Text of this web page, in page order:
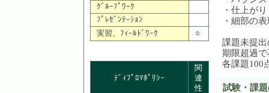
ｸﾞﾙｰﾌﾟﾜｰｸ
ﾌﾟﾚｾﾞﾝﾃｰｼｮﾝ
実習、ﾌｨｰﾙﾄﾞﾜｰｸ
○
ﾃﾞｨﾌﾟﾛﾏﾎﾟﾘｼｰ
関
連
性
・仕上が
・細部の
課題未提
期限超過
各課題100
試験・課